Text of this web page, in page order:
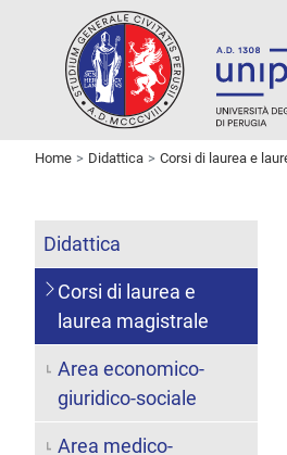
Home Didattica Corsi di laurea e
Didattica
Corsi di laurea e
laurea magistrale
Area economico-
giuridico-sociale
Area medico-